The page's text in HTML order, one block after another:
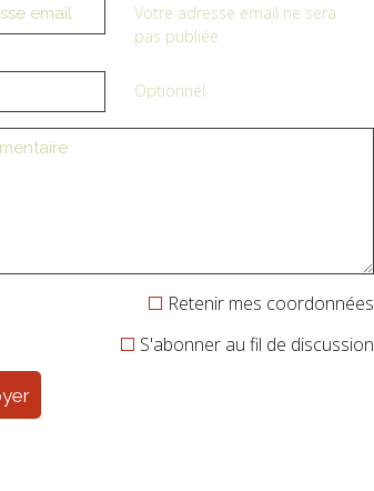
Votre adresse email ne sera
pas publiée
Optionnel
Retenir mes coordonnées
S'abonner au fil de discussion